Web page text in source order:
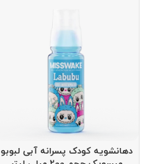
دهانشویه کودک پسرانه آبی لبوبو